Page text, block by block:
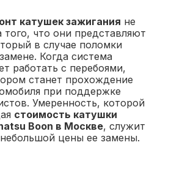
катушек зажигания не
того, что они представляют
в случае поломки
Когда система
работать с перебоями,
станет прохождение
при поддержке
Умеренность, которой
стоимость катушки
Boon в Москве, служит
цены ее замены.